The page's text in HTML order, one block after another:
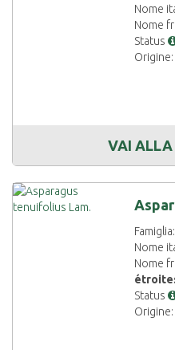
Nome
Nome
Status
Origine:
VAI ALLA
Nome
Nome
Status
Origine: